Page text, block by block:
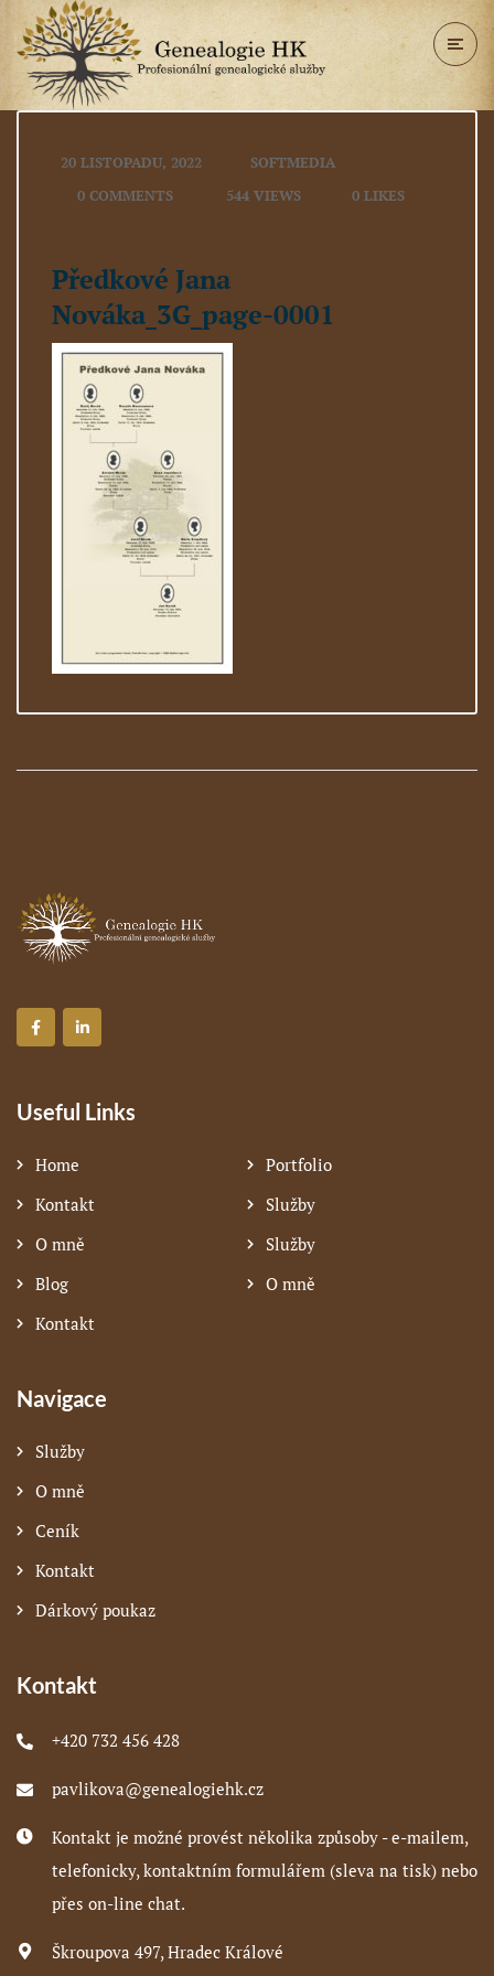
20 LISTOPADU, 2022
SOFTMEDIA
0 COMMENTS
544 VIEWS 0 LIKES
Předkové Jana
Nováka_3G_page-0001
Useful Links
Home
Portfolio
Kontakt
Služby
O mně
Služby
Blog
O mně
Kontakt
Navigace
Služby
O mně
Ceník
Kontakt
Dárkový poukaz
Kontakt
+420 732 456 428
pavlikova@genealogiehk.cz
Kontakt je možné provést několika způsoby - e-mailem,
telefonicky, kontaktním formulářem (sleva na tisk) nebo
přes on-line chat.
Škroupova 497, Hradec Králové